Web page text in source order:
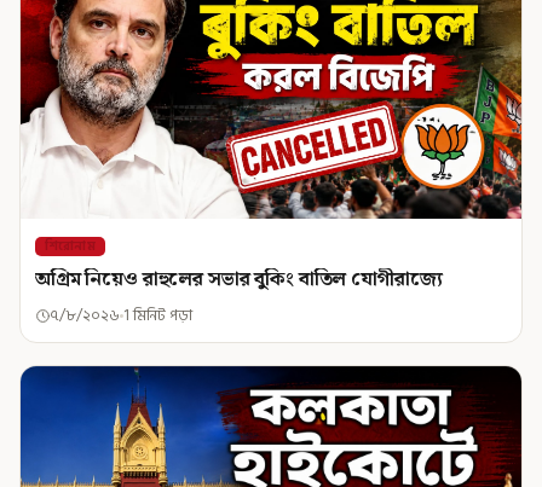
শিরোনাম
অগ্রিম নিয়েও রাহুলের সভার বুকিং বাতিল যোগীরাজ্যে
৭/৮/২০২৬ 1 মিনিট পড়া